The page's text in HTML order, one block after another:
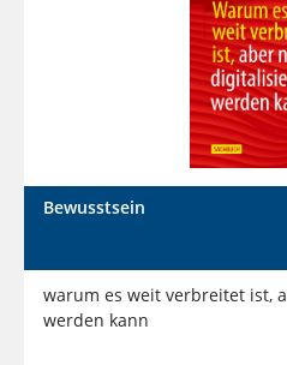
Bewusstsein
warum es weit verbreitet ist,
werden kann